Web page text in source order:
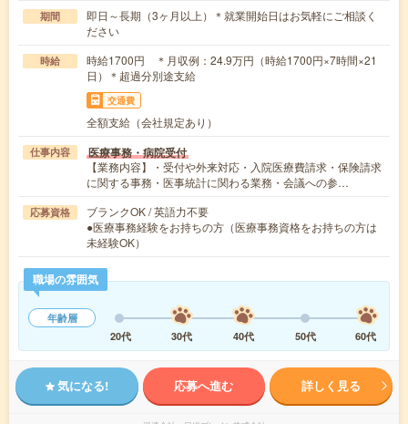
期間
即日～長期（3ヶ月以上）＊就業開始日はお気軽にご相談く
ださい
時給
時給1700円 ＊月収例：24.9万円（時給1700円×7時間×21
日）＊超過分別途支給
交通費
全額支給（会社規定あり）
仕事内容 医療事務・病院受付
【業務内容】・受付や外来対応・入院医療費請求・保険請求
に関する事務・医事統計に関わる業務・会議への参…
応募資格
ブランクOK / 英語力不要
●医療事務経験をお持ちの方（医療事務資格をお持ちの方は
未経験OK）
職場の雰囲気
年齢層
20代
30代 40代 50代 60代
気になる! 応募へ進む 詳しく見る